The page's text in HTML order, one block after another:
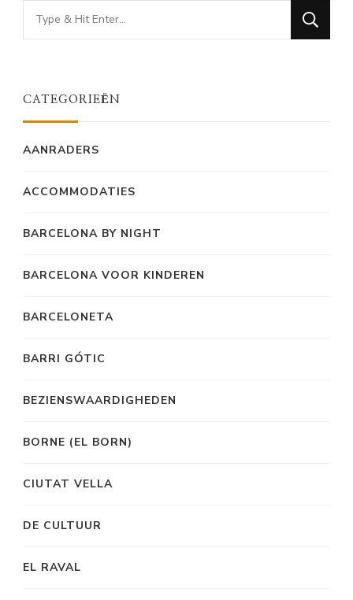
Looking
for
CATEGORIEËN
AANRADERS
ACCOMMODATIES
BARCELONA BY NIGHT
BARCELONA VOOR KINDEREN
BARCELONETA
BARRI GÓTIC
BEZIENSWAARDIGHEDEN
BORNE (EL BORN)
CIUTAT VELLA
DE CULTUUR
EL RAVAL